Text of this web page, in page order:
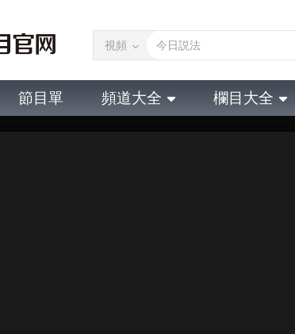
視頻
節目單 頻道大全 欄目大全